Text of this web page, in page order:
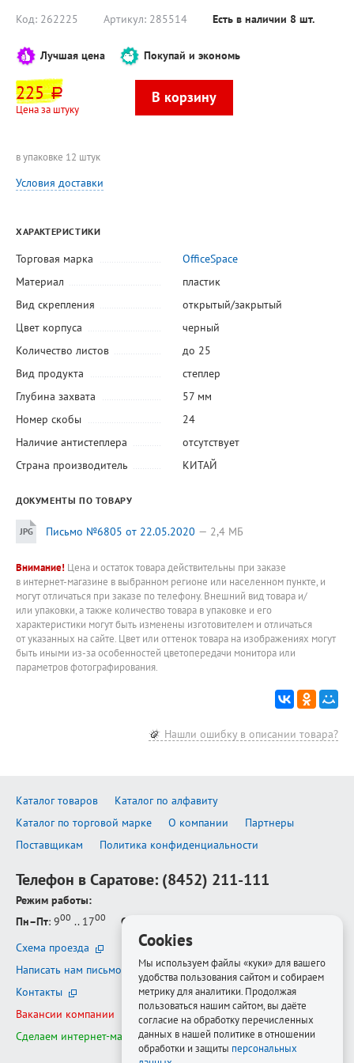
Код: 262225 Артикул: 285514 Есть в наличии 8 шт.
Лучшая цена Покупай и экономь
225 руб.
Цена за штуку
в упаковке 12 штук
Условия доставки
ХАРАКТЕРИСТИКИ
Торговая марка
OfficeSpace
Материал
пластик
Вид скрепления
открытый/закрытый
Цвет корпуса
черный
Количество листов
до 25
Вид продукта
степлер
Глубина захвата
57 мм
Номер скобы
24
Наличие антистеплера
отсутствует
Страна производитель
КИТАЙ
ДОКУМЕНТЫ ПО ТОВАРУ
Письмо №6805 от 22.05.2020 2,4 МБ
Внимание! Цена и остаток товара действительны при заказе
в интернет-магазине в выбранном регионе или населенном пункте, и
могут отличаться при заказе по телефону. Внешний вид товара и/
или упаковки, а также количество товара в упаковке и его
характеристики могут быть изменены изготовителем и отличаться
от указанных на сайте. Цвет или оттенок товара на изображениях могут
быть иными из-за особенностей цветопередачи монитора или
параметров фотографирования.
Нашли ошибку в описании товара?
Каталог товаров
Каталог по алфавиту
Каталог по торговой марке
О компании
Партнеры
Поставщикам
Политика конфиденциальности
Телефон в Саратове: (8452) 211-111
Режим работы:
Пн–Пт: 900 .. 1700 Сб–Вс
Схема проезда
Написать нам письмо
Контакты
Вакансии компании
Сделаем интернет-магазин ещё лучше
Cookies
Мы используем файлы «куки» для вашего
удобства пользования сайтом и собираем
метрику для аналитики. Продолжая
пользоваться нашим сайтом, вы даёте
согласие на обработку перечисленных
данных в нашей политике в отношении
обработки и защиты персональных